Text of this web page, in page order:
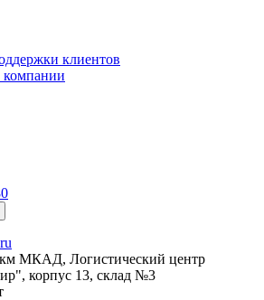
клиентов
МКАД, Логистический центр
корпус 13, склад №3